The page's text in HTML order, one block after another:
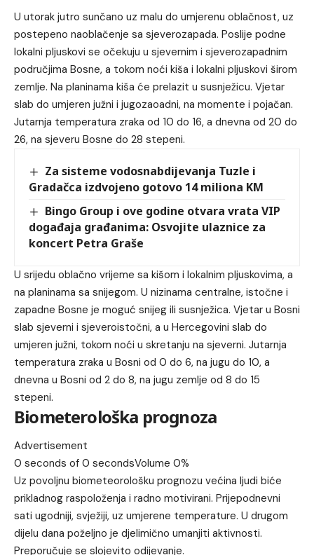
U utorak jutro sunčano uz malu do umjerenu oblačnost, uz
postepeno naoblačenje sa sjeverozapada. Poslije podne
lokalni pljuskovi se očekuju u sjevernim i sjeverozapadnim
područjima Bosne, a tokom noći kiša i lokalni pljuskovi širom
zemlje. Na planinama kiša će prelazit u susnježicu. Vjetar
slab do umjeren južni i jugozaoadni, na momente i pojačan.
Jutarnja temperatura zraka od 10 do 16, a dnevna od 20 do
26, na sjeveru Bosne do 28 stepeni.
Za sisteme vodosnabdijevanja Tuzle i
Gradačca izdvojeno gotovo 14 miliona KM
Bingo Group i ove godine otvara vrata VIP
događaja građanima: Osvojite ulaznice za
koncert Petra Graše
U srijedu oblačno vrijeme sa kišom i lokalnim pljuskovima, a
na planinama sa snijegom. U nizinama centralne, istočne i
zapadne Bosne je moguć snijeg ili susnježica. Vjetar u Bosni
slab sjeverni i sjeveroistočni, a u Hercegovini slab do
umjeren južni, tokom noći u skretanju na sjeverni. Jutarnja
temperatura zraka u Bosni od 0 do 6, na jugu do 10, a
dnevna u Bosni od 2 do 8, na jugu zemlje od 8 do 15
stepeni.
Biometerološka prognoza
Advertisement
0 seconds of 0 secondsVolume 0%
Uz povoljnu biometeorološku prognozu većina ljudi biće
prikladnog raspoloženja i radno motivirani. Prijepodnevni
sati ugodniji, svježiji, uz umjerene temperature. U drugom
dijelu dana poželjno je djelimično umanjiti aktivnosti.
Preporučuje se slojevito odijevanje.